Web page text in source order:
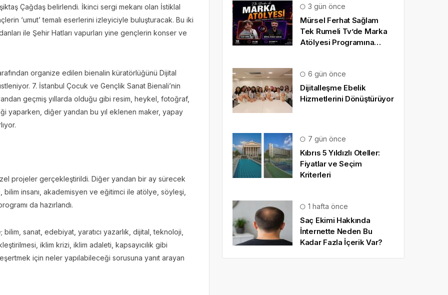
Çağdaş belirlendi. İkinci sergi mekanı olan İstiklal
‘umut’ temalı eserlerini izleyiciyle buluşturacak. Bu iki
ile Şehir Hatları vapurları yine gençlerin konser ve
organize edilen bienalin küratörlüğünü Dijital
7. İstanbul Çocuk ve Gençlik Sanat Bienali’nin
geçmiş yıllarda olduğu gibi resim, heykel, fotoğraf,
yaparken, diğer yandan bu yıl eklenen maker, yapay
projeler gerçekleştirildi. Diğer yandan bir ay sürecek
insanı, akademisyen ve eğitimci ile atölye, söyleşi,
da hazırlandı.
sanat, edebiyat, yaratıcı yazarlık, dijital, teknoloji,
iklim krizi, iklim adaleti, kapsayıcılık gibi
için neler yapılabileceği sorusuna yanıt arayan
3 gün önce
Mürsel Ferhat Sağlam
Tek Rumeli Tv’de Marka
Atölyesi Programına
6 gün önce
Dijitalleşme Ebelik
Hizmetlerini Dönüştürüyor
7 gün önce
Kıbrıs 5 Yıldızlı Oteller:
Fiyatlar ve Seçim
Kriterleri
1 hafta önce
Saç Ekimi Hakkında
İnternette Neden Bu
Kadar Fazla İçerik Var?